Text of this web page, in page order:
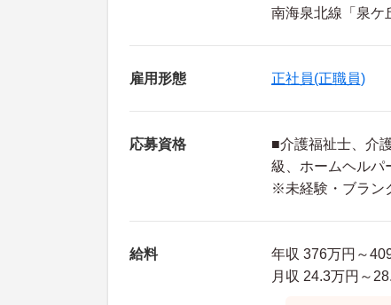
南海泉北線「泉ケ
雇用形態 正社員(正職員)
応募資格
■介護福祉士、介
級、ホームヘルパ
※未経験・ブラン
給料
年収 376万円～
月収 24.3万円～